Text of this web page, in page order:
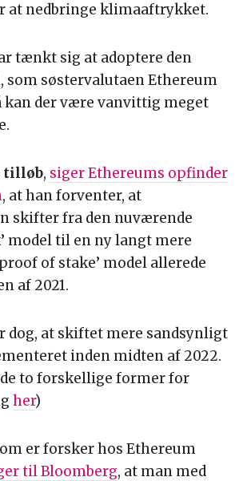
at nedbringe klimaaftrykket.
tænkt sig at adoptere den
som søstervalutaen Ethereum
kan der være vanvittig meget
tilløb, siger Ethereums opfinder
, at han forventer, at
skifter fra den nuværende
model til en ny langt mere
of stake’ model allerede
af 2021.
dog, at skiftet mere sandsynligt
inden midten af 2022.
to forskellige former for
her)
er forsker hos Ethereum
til Bloomberg, at man med